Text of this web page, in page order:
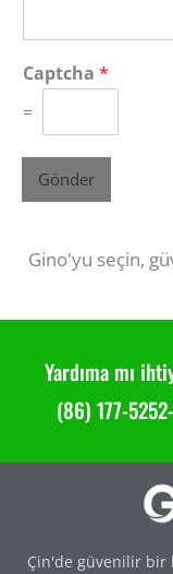
Captcha *
=
Gönder
Gino'yu seçin,
Yardıma mı
(86) 177-
Çin'de güvenilir bir